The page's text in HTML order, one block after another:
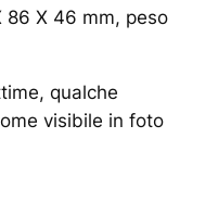
86 X 46 mm, peso
qualche
visibile in foto